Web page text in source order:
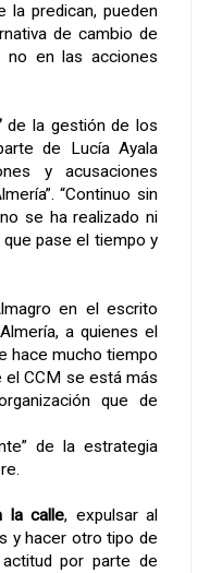
la predican, pueden
de cambio de
no en las acciones
de la gestión de los
de Lucía Ayala
y acusaciones
“Continuo sin
se ha realizado ni
pase el tiempo y
en el escrito
a quienes el
hace mucho tiempo
el CCM se está más
que de
de la estrategia
la calle, expulsar al
y hacer otro tipo de
por parte de